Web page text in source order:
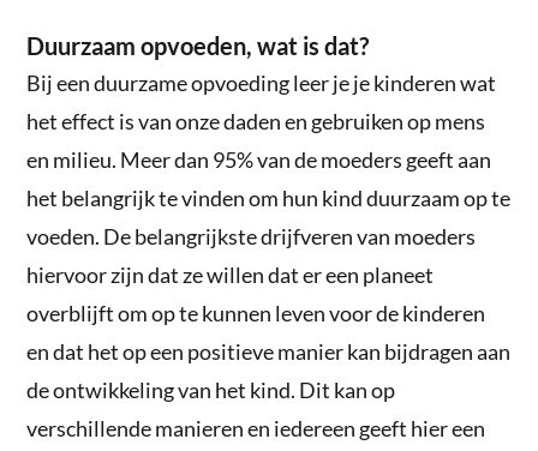
Duurzaam opvoeden, wat is dat?
Bij een duurzame opvoeding leer je je kinderen wat
het effect is van onze daden en gebruiken op mens
en milieu. Meer dan 95% van de moeders geeft aan
het belangrijk te vinden om hun kind duurzaam op te
voeden. De belangrijkste drijfveren van moeders
hiervoor zijn dat ze willen dat er een planeet
overblijft om op te kunnen leven voor de kinderen
en dat het op een positieve manier kan bijdragen aan
de ontwikkeling van het kind. Dit kan op
verschillende manieren en iedereen geeft hier een